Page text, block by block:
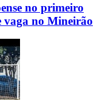
no primeiro
vaga no Mineirão